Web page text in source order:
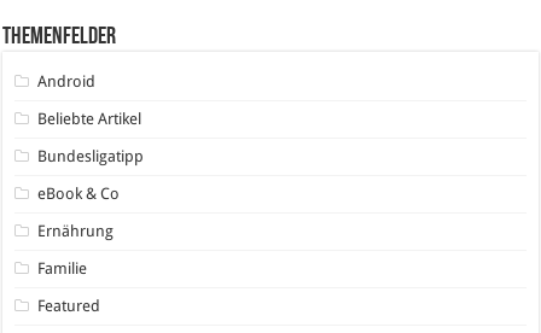
Themenfelder
Android
Beliebte Artikel
Bundesligatipp
eBook & Co
Ernährung
Familie
Featured